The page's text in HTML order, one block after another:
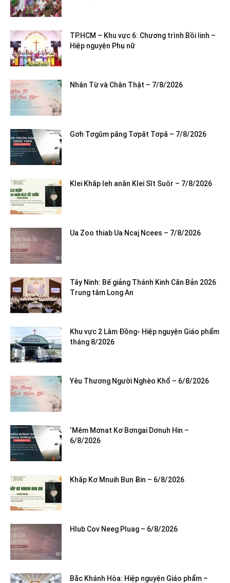
TP.HCM – Khu vực 6: Chương trình Bồi linh –
Hiệp nguyện Phụ nữ
Nhân Từ và Chân Thật – 7/8/2026
Gơh Tơgŭm păng Tơpăt Tơpă – 7/8/2026
Klei Khăp leh anăn Klei Sĭt Suôr – 7/8/2026
Ua Zoo thiab Ua Ncaj Ncees – 7/8/2026
Tây Ninh: Bế giảng Thánh Kinh Căn Bản 2026
Trung tâm Long An
Khu vực 2 Lâm Đồng- Hiệp nguyện Giáo phẩm
tháng 8/2026
Yêu Thương Người Nghèo Khổ – 6/8/2026
‘Mêm Mơnat Kơ Bơngai Dơnuh Hin –
6/8/2026
Khăp Kơ Mnuih Bun Ƀin – 6/8/2026
Hlub Cov Neeg Pluag – 6/8/2026
Bắc Khánh Hòa: Hiệp nguyện Giáo phẩm –